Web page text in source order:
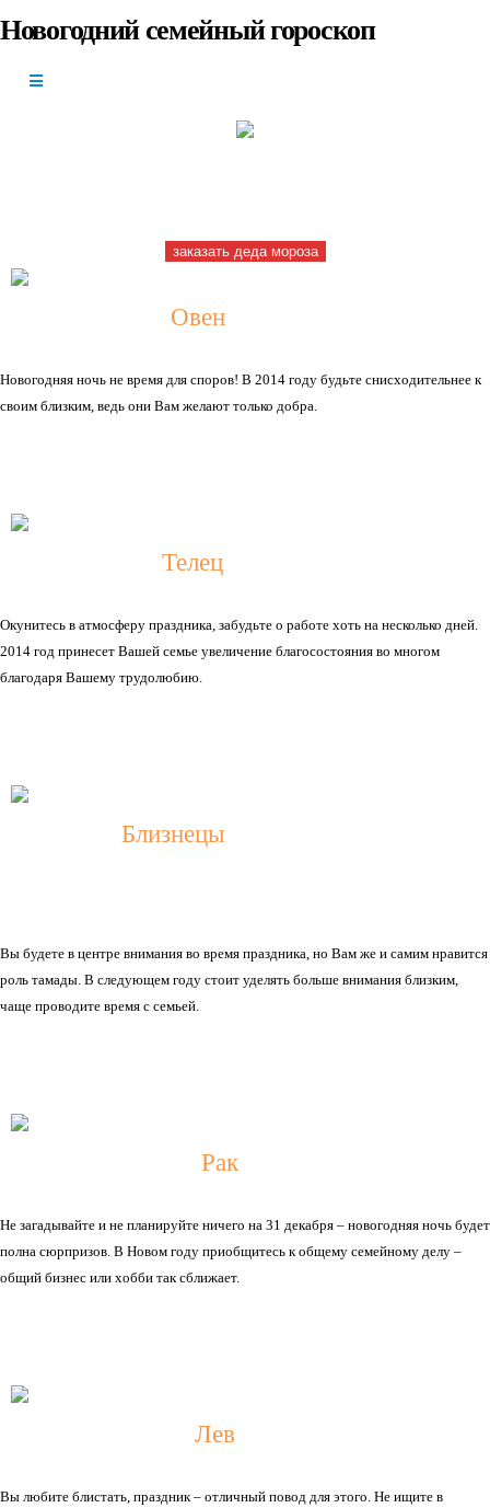
заказать деда мороза
Новогодний семейный гороскоп
Овен
Новогодняя ночь не время для споров! В 2014 году будьте снисходительнее к
своим близким, ведь они Вам желают только добра.
Телец
Окунитесь в атмосферу праздника, забудьте о работе хоть на несколько дней.
2014 год принесет Вашей семье увеличение благосостояния во многом
благодаря Вашему трудолюбию.
Близнецы
Вы будете в центре внимания во время праздника, но Вам же и самим нравится
роль тамады. В следующем году стоит уделять больше внимания близким,
чаще проводите время с семьей.
Рак
Не загадывайте и не планируйте ничего на 31 декабря – новогодняя ночь будет
полна сюрпризов. В Новом году приобщитесь к общему семейному делу –
общий бизнес или хобби так сближает.
Лев
Вы любите блистать, праздник – отличный повод для этого. Не ищите в